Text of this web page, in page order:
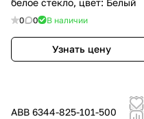
0 0 В наличии
Узнать цену
ABB 6344-825-101-500